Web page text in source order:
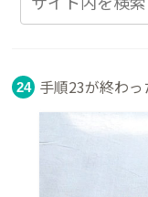
手順23が終わっ